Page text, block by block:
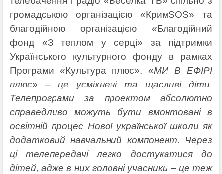
громадською організацією «КримSOS» та
благодійною організацією «Благодійний
фонд «З теплом у серці» за підтримки
Українського культурного фонду в рамках
Програми «Культура плюс». «МИ В ЕФІРІ
плюс» – це усміхнені та щасливі діти.
Телепрограми за проектом абсолютно
справедливо можуть бути вмонтовані в
освітній процес Нової української школи як
додатковий навчальний компонент. Через
ці телепередачі легко достукатися до
дітей, адже в них головні учасники – це теж